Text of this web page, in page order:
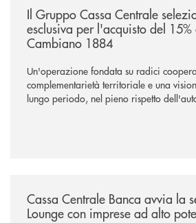
Il Gruppo Cassa Centrale
esclusiva per l'acquisto del 15%
Cambiano 1884
Un'operazione fondata su radici
complementarietà territoriale e una
lungo periodo, nel pieno rispetto
negoziazione esclusiva per la
Cassa Centrale Banca avvia la
Lounge con imprese ad alto